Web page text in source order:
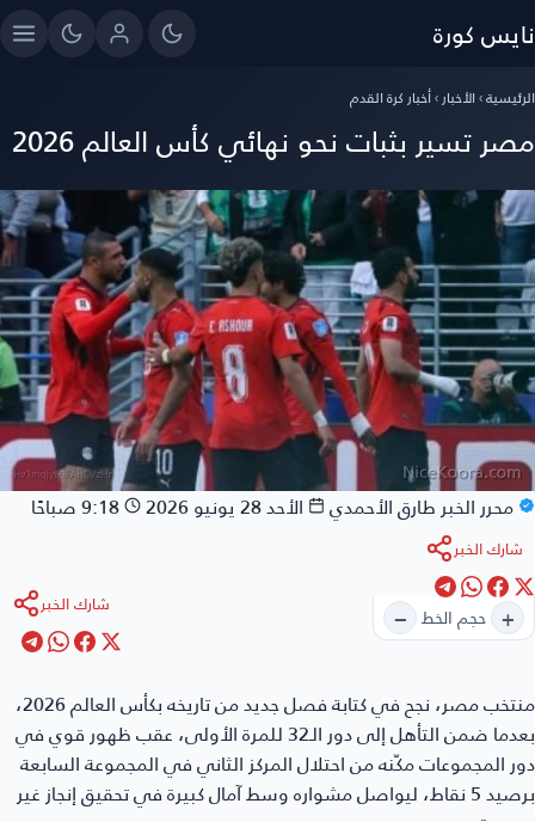
نايس كورة
الرئيسية›الأخبار›أخبار كرة القدم
مصر تسير بثبات نحو نهائي كأس العالم 2026
محرر الخبرطارق الأحمدي الأحد 28 يونيو 2026 9:18 صباحًا
شارك الخبر
+ حجم الخط − شارك الخبر
منتخب مصر
، نجح في كتابة فصل جديد من تاريخه بكأس العالم 2026،
بعدما ضمن التأهل إلى دور الـ32 للمرة الأولى، عقب ظهور قوي في
دور المجموعات مكّنه من احتلال المركز الثاني في المجموعة السابعة
برصيد 5 نقاط، ليواصل مشواره وسط آمال كبيرة في تحقيق إنجاز غير